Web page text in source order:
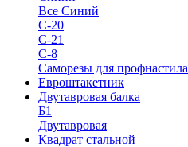
Все Синий
С-20
С-21
С-8
Саморезы для профнастила
Евроштакетник
Двутавровая балка
Б1
Двутавровая
Квадрат стальной